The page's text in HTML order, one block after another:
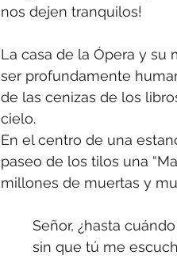
nos dejen tranquilos!
La casa de la Ópera y su
ser profundamente
de las cenizas de los
cielo.
En el centro de una
paseo de los tilos una
millones de muertas y
Señor, ¿hasta
sin que tú me